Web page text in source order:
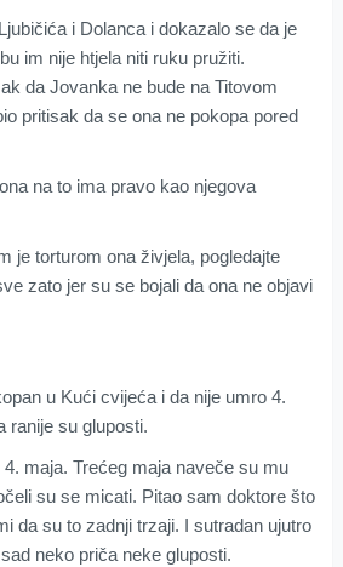
i Dolanca i dokazalo se da je
im nije htjela niti ruku pružiti.
da Jovanka ne bude na Titovom
pritisak da se ona ne pokopa pored
na to ima pravo kao njegova
je torturom ona živjela, pogledajte
zato jer su se bojali da ona ne objavi
u Kući cvijeća i da nije umro 4.
ranije su gluposti.
maja. Trećeg maja naveče su mu
su se micati. Pitao sam doktore što
da su to zadnji trzaji. I sutradan ujutro
neko priča neke gluposti.